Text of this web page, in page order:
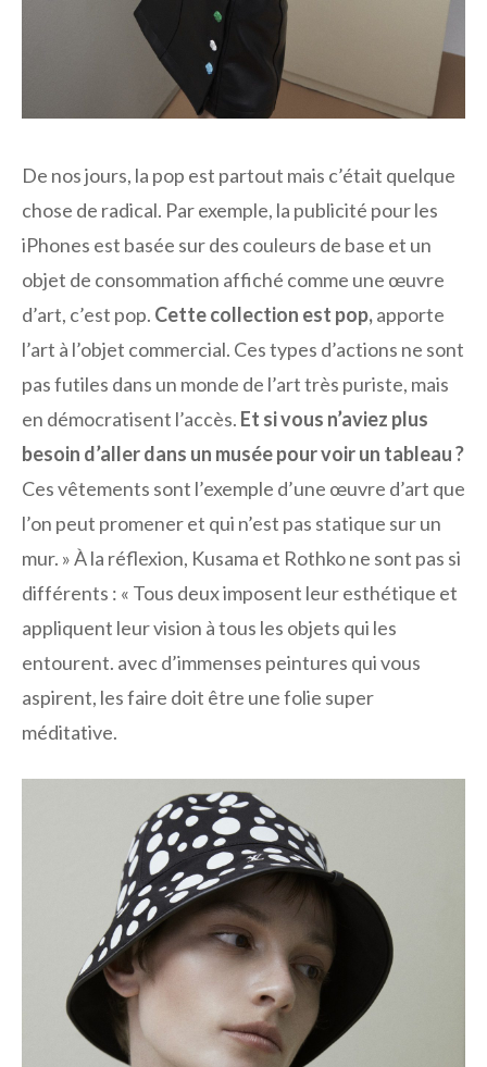
De nos jours, la pop est partout mais c’était quelque
chose de radical. Par exemple, la publicité pour les
iPhones est basée sur des couleurs de base et un
objet de consommation affiché comme une œuvre
d’art, c’est pop. Cette collection est pop,apporte
l’art à l’objet commercial. Ces types d’actions ne sont
pas futiles dans un monde de l’art très puriste, mais
en démocratisent l’accès. Et si vous n’aviez plus
besoin d’aller dans un musée pour voir un tableau ?
Ces vêtements sont l’exemple d’une œuvre d’art que
l’on peut promener et qui n’est pas statique sur un
mur. » À la réflexion, Kusama et Rothko ne sont pas si
différents : « Tous deux imposent leur esthétique et
appliquent leur vision à tous les objets qui les
entourent. avec d’immenses peintures qui vous
aspirent, les faire doit être une folie super
méditative.